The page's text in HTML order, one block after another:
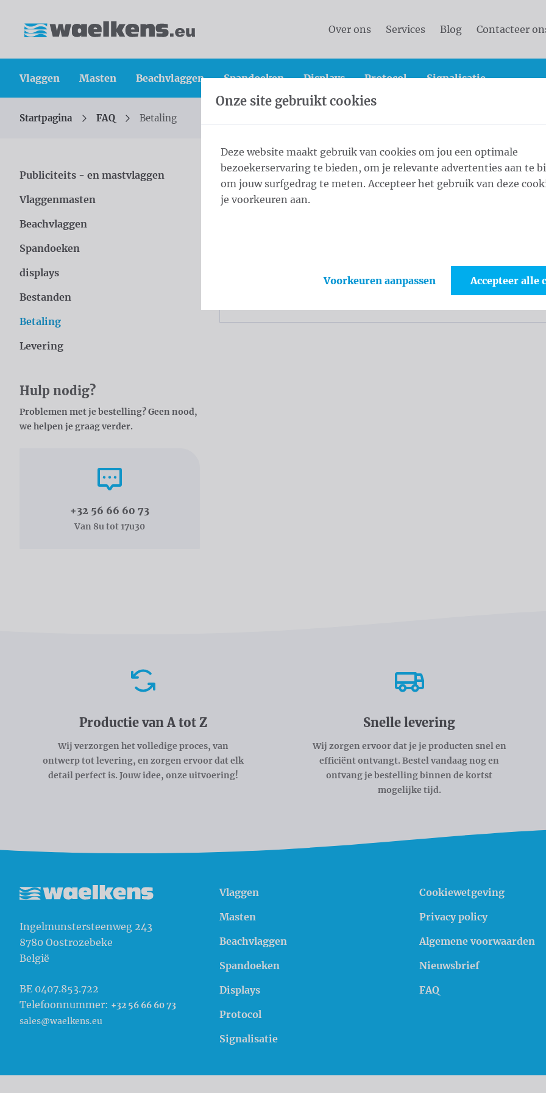
Over ons Services Blog Contacteer
Vlaggen Masten Beachvlaggen Spandoeken Displays Protocol Signalisatie
U bevindt zich hier:
Startpagina FAQ Betaling
Publiciteits - en mastvlaggen
Vlaggenmasten
Beachvlaggen
Spandoeken
displays
Bestanden
Betaling
Levering
Hulp nodig?
Problemen met je bestelling? Geen nood,
we helpen je graag verder.
Bel ons
+32 56 66 60 73
Van 8u tot 17u30
Betaling
Productie van A tot Z
Wij verzorgen het volledige proces, van
ontwerp tot levering, en zorgen ervoor dat elk
detail perfect is. Jouw idee, onze uitvoering!
Snelle levering
Wij zorgen ervoor dat je je producten snel en
efficiënt ontvangt. Bestel vandaag nog en
ontvang je bestelling binnen de kortst
mogelijke tijd.
Ingelmunstersteenweg 243
8780 Oostrozebeke
België
BE 0407.853.722
Telefoonnummer: +32 56 66 60 73
sales@waelkens.eu
Vlaggen
Masten
Beachvlaggen
Spandoeken
Displays
Protocol
Signalisatie
Cookiewetgeving
Privacy policy
Algemene voorwaarden
Nieuwsbrief
FAQ
Onze site gebruikt cookies
Deze website maakt gebruik van cookies om jou een optimale
bezoekerservaring te bieden, om je relevante advertenties aan te
om jouw surfgedrag te meten. Accepteer het gebruik van deze
je voorkeuren aan.
Voorkeuren aanpassen Accepteer alle